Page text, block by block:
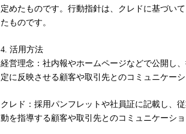
定めたものです。 行動指針は、クレドに基づい
たものです。
4. 活用方法
経営理念：社内報やホームページなどで公開し
定に反映させる顧客や取引先とのコミュニケー
クレド：採用パンフレットや社員証に記載し、
動を指導する顧客や取引先とのコミュニケーシ